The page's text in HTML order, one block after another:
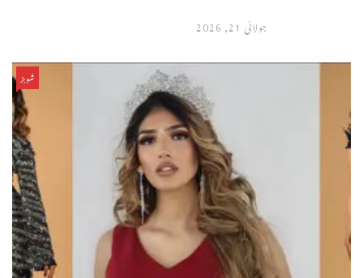
جولائی 21, 2026
شوبز